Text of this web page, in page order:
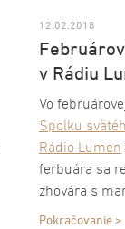
12.02.2018
v Rádiu
Vo
Spolku
Rádio Lumen
ferbuára sa
zhovára s
Martinou
Pokračovanie >